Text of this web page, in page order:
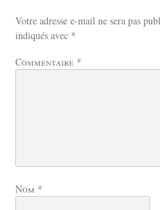
Votre adresse e-mail ne sera pas
indiqués avec *
Commentaire *
Nom *